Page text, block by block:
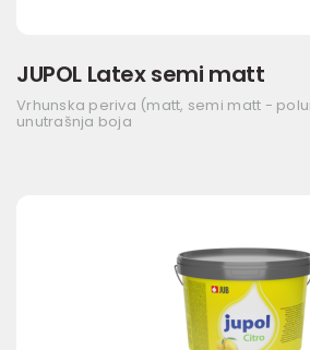
JUPOL Latex semi matt
Vrhunska periva (matt, semi matt -
unutrašnja boja